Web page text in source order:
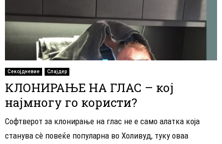
Секојдневие Слајдер
КЛОНИРАЊЕ НА ГЛАС – кој
најмногу го користи?
Софтверот за клонирање на глас не е само алатка која
станува сè повеќе популарна во Холивуд, туку оваа